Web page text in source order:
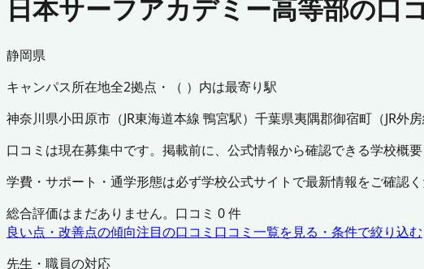
日本サーフアカデミー高等部の口
静岡県
キャンパス所在地全2拠点・（ ）内は最寄り駅
神奈川県小田原市 （JR東海道本線 鴨宮駅） 千葉県夷隅郡御宿町 （JR外
口コミは現在募集中です。掲載前に、公式情報から確認できる学校概要
学費・サポート・通学形態は必ず学校公式サイトで最新情報をご確認
総合評価はまだありません。口コミ 0件
良い点・改善点の傾向注目の口コミ 口コミ一覧を見る・条件で絞り込む
先生・職員の対応